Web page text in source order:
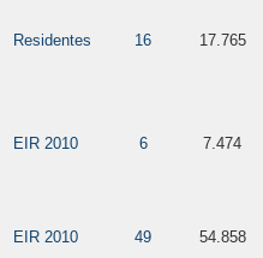
Residentes 16 17.765
EIR 2010 6 7.474
EIR 2010 49 54.858